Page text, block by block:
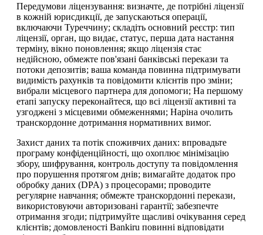
Передумови ліцензування: визначте, де потрібні ліцензії
в кожній юрисдикції, де запускаються операції,
включаючи Туреччину; складіть основний реєстр: тип
ліцензії, орган, що видає, статус, перша дата настання
терміну, вікно поновлення; якщо ліцензія стає
недійсною, обмежте пов'язані банківські перекази та
потоки депозитів; ваша команда повинна підтримувати
видимість рахунків та повідомити клієнтів про зміни;
вибрали місцевого партнера для допомоги; На першому
етапі запуску переконайтеся, що всі ліцензії активні та
узгоджені з місцевими обмеженнями; Наріна очолить
транскордонне дотримання нормативних вимог.
Захист даних та потік споживчих даних: впровадьте
програму конфіденційності, що охоплює мінімізацію
збору, шифрування, контроль доступу та повідомлення
про порушення протягом днів; вимагайте додаток про
обробку даних (DPA) з процесорами; проводите
регулярне навчання; обмежте транскордонні перекази,
використовуючи авторизовані гарантії; забезпечте
отримання згоди; підтримуйте щасливі очікування серед
клієнтів; домовленості Bankiru повинні відповідати